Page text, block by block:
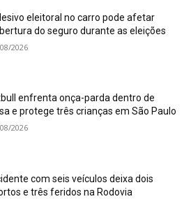
eleitoral no carro pode afetar
do seguro durante as eleições
2026
enfrenta onça-parda dentro de
e protege três crianças em São Paulo
2026
com seis veículos deixa dois
e três feridos na Rodovia